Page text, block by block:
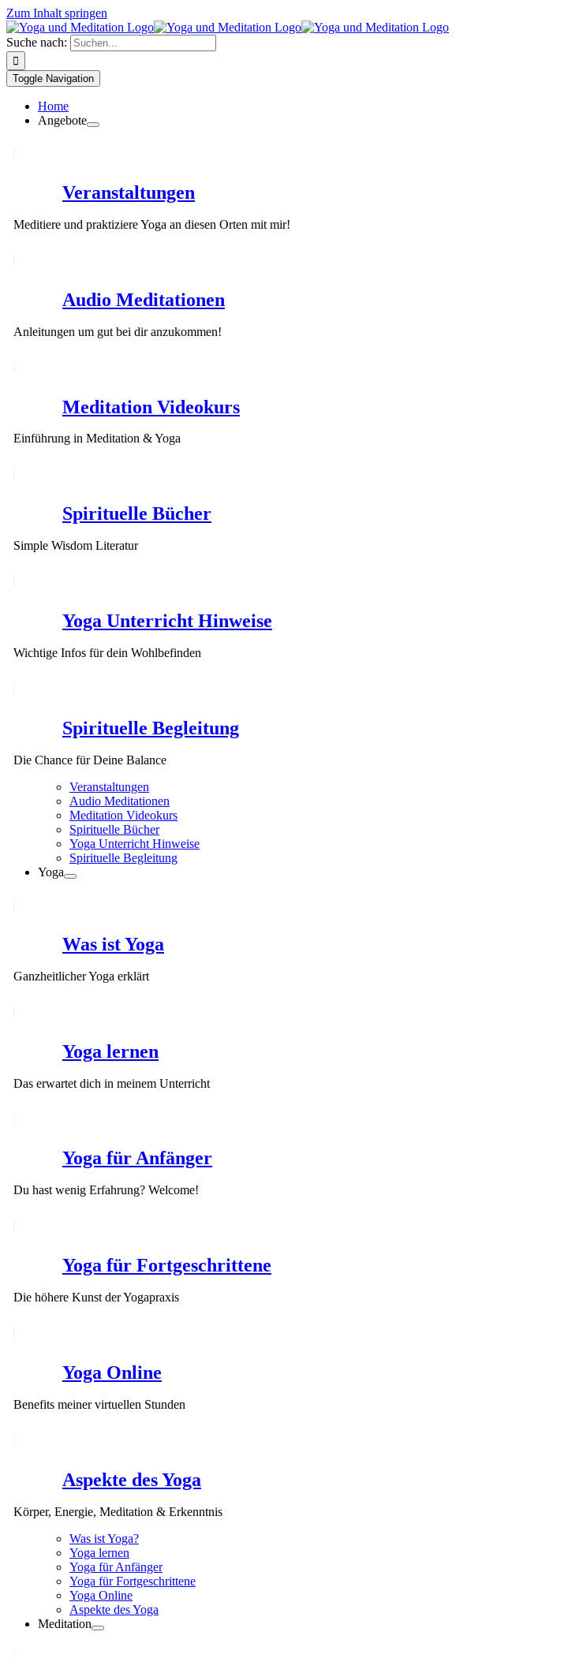
Zum Inhalt springen
Suche nach:
Toggle Navigation
Home
Angebote
Veranstaltungen
Meditiere und praktiziere Yoga an diesen Orten mit mir!
Audio Meditationen
Anleitungen um gut bei dir anzukommen!
Meditation Videokurs
Einführung in Meditation & Yoga
Spirituelle Bücher
Simple Wisdom Literatur
Yoga Unterricht Hinweise
Wichtige Infos für dein Wohlbefinden
Spirituelle Begleitung
Die Chance für Deine Balance
Veranstaltungen
Audio Meditationen
Meditation Videokurs
Spirituelle Bücher
Yoga Unterricht Hinweise
Spirituelle Begleitung
Yoga
Was ist Yoga
Ganzheitlicher Yoga erklärt
Yoga lernen
Das erwartet dich in meinem Unterricht
Yoga für Anfänger
Du hast wenig Erfahrung? Welcome!
Yoga für Fortgeschrittene
Die höhere Kunst der Yogapraxis
Yoga Online
Benefits meiner virtuellen Stunden
Aspekte des Yoga
Körper, Energie, Meditation & Erkenntnis
Was ist Yoga?
Yoga lernen
Yoga für Anfänger
Yoga für Fortgeschrittene
Yoga Online
Aspekte des Yoga
Meditation